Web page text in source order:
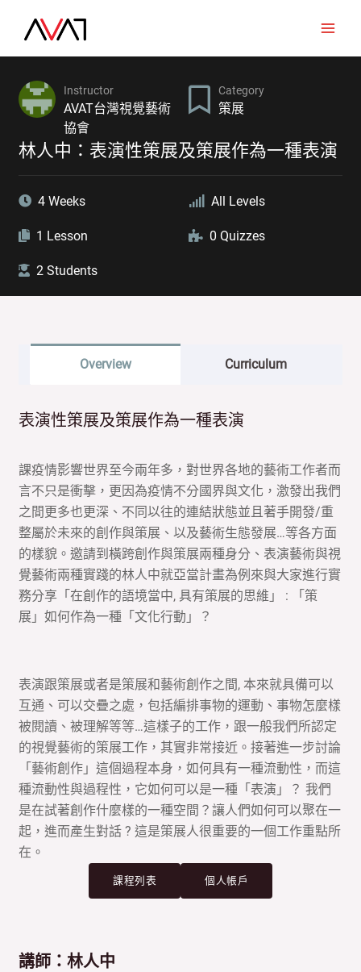
content
Instructor
AVAT台灣視覺藝術
協會
Category
策展
林人中：表演性策展及策展作為一種表演
4 Weeks All Levels
1 Lesson 0 Quizzes
2 Students
Overview Curriculum
表演性策展及策展作為一種表演
課疫情影響世界至今兩年多，對世界各地的藝術工作者而
言不只是衝擊，更因為疫情不分國界與文化，激發出我們
之間更多也更深、不同以往的連結狀態並且著手開發/重
整屬於未來的創作與策展、以及藝術生態發展…等各方面
的樣貌。邀請到橫跨創作與策展兩種身分、表演藝術與視
覺藝術兩種實踐的林人中就亞當計畫為例來與大家進行實
務分享「在創作的語境當中, 具有策展的思維」 : 「策
展」如何作為一種「文化行動」？
表演跟策展或者是策展和藝術創作之間, 本來就具備可以
互通、可以交疊之處，包括編排事物的運動、事物怎麼樣
被閱讀、被理解等等…這樣子的工作，跟一般我們所認定
的視覺藝術的策展工作，其實非常接近。接著進一步討論
「藝術創作」這個過程本身，如何具有一種流動性，而這
種流動性與過程性，它如何可以是一種「表演」？ 我們
是在試著創作什麼樣的一種空間？讓人們如何可以聚在一
起，進而產生對話 ? 這是策展人很重要的一個工作重點所
在。
課程列表 個人帳戶
講師：林人中